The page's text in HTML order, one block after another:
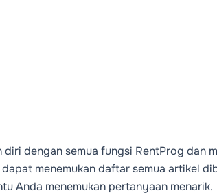
dengan semua fungsi RentProg dan
menemukan daftar semua artikel
Anda menemukan pertanyaan menarik.